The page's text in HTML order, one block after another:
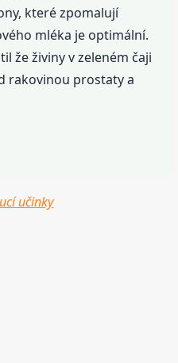
které zpomalují
mléka je optimální.
že živiny v zeleném čaji
rakovinou prostaty a
učinky